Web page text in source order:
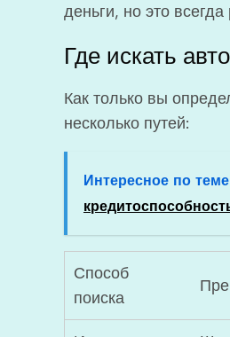
деньги, но это всегда
Где искать
Как только вы
несколько путей:
Интересное по
Способ
поиска